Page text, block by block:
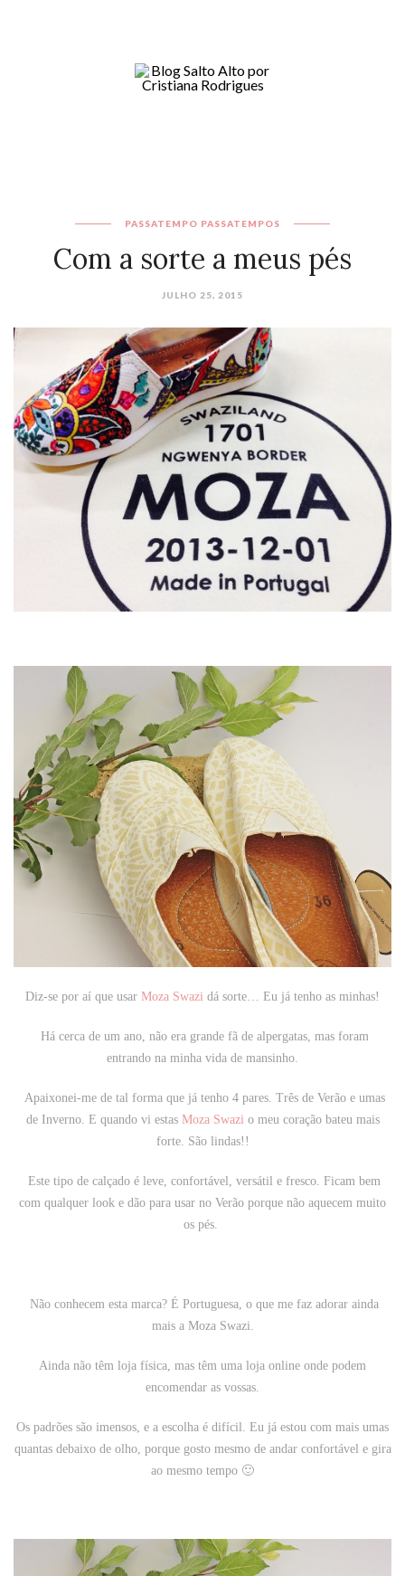
PASSATEMPO PASSATEMPOS
Com a sorte a meus pés
JULHO 25, 2015
Diz-se por aí que usar Moza Swazi dá sorte… Eu já tenho as minhas!
Há cerca de um ano, não era grande fã de alpergatas, mas foram
entrando na minha vida de mansinho.
Apaixonei-me de tal forma que já tenho 4 pares. Três de Verão e umas
de Inverno. E quando vi estasMoza Swazio meu coração bateu mais
forte. São lindas!!
Este tipo de calçado é leve, confortável, versátil e fresco. Ficam bem
com qualquer look e dão para usar no Verão porque não aquecem muito
os pés.
Não conhecem esta marca? É Portuguesa, o que me faz adorar ainda
mais a Moza Swazi.
Ainda não têm loja física, mas têm uma loja online onde podem
encomendar as vossas.
Os padrões são imensos, e a escolha é difícil. Eu já estou com mais umas
quantas debaixo de olho, porque gosto mesmo de andar confortável e gira
ao mesmo tempo 🙂